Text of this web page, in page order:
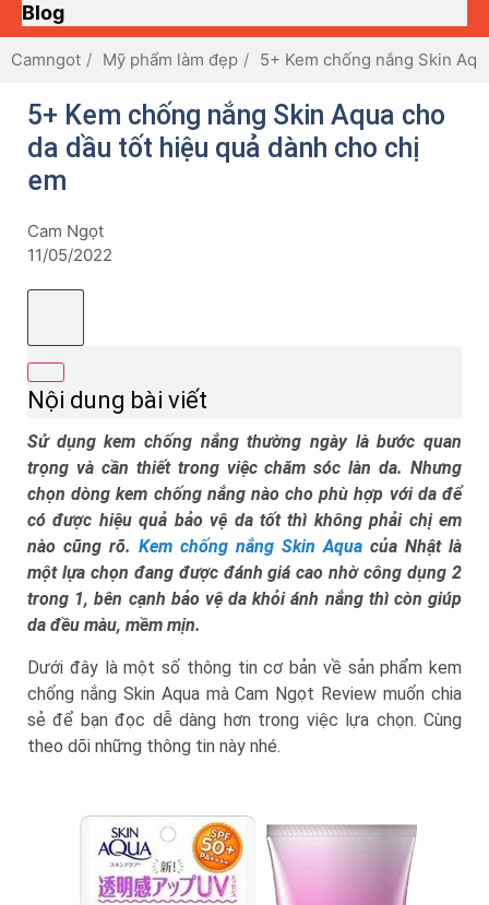
Blog
Camngot Mỹ phẩm làm đẹp 5+ Kem chống nắng Skin
5+ Kem chống nắng Skin Aqua cho
da dầu tốt hiệu quả dành cho chị
em
Cam Ngọt
11/05/2022
Nội dung bài viết
Sử dụng kem chống nắng thường ngày là bước quan
trọng và cần thiết trong việc chăm sóc làn da. Nhưng
chọn dòng kem chống nắng nào cho phù hợp với da để
có được hiệu quả bảo vệ da tốt thì không phải chị em
nào cũng rõ. Kem chống nắng Skin Aqua của Nhật là
một lựa chọn đang được đánh giá cao nhờ công dụng 2
trong 1, bên cạnh bảo vệ da khỏi ánh nắng thì còn giúp
da đều màu, mềm mịn.
Dưới đây là một số thông tin cơ bản về sản phẩm kem
chống nắng Skin Aqua mà Cam Ngọt Review muốn chia
sẻ để bạn đọc dễ dàng hơn trong việc lựa chọn. Cùng
theo dõi những thông tin này nhé.